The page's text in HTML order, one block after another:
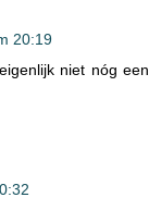
20:19
niet nóg een